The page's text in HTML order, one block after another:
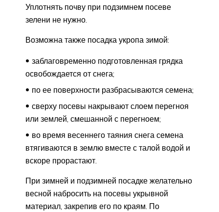
Уплотнять почву при подзимнем посеве
зелени не нужно.
Возможна также посадка укропа зимой:
заблаговременно подготовленная грядка
освобождается от снега;
по ее поверхности разбрасываются семена;
сверху посевы накрывают слоем перегноя
или землей, смешанной с перегноем;
во время весеннего таяния снега семена
втягиваются в землю вместе с талой водой и
вскоре прорастают.
При зимней и подзимней посадке желательно
весной набросить на посевы укрывной
материал, закрепив его по краям. По